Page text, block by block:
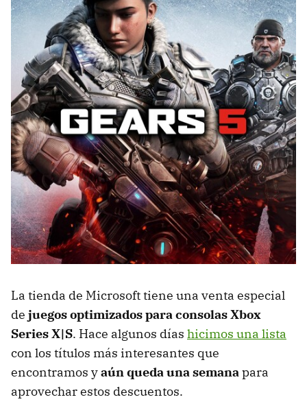
La tienda de Microsoft tiene una venta especial
de juegos optimizados para consolas Xbox
Series X|S. Hace algunos días hicimos una lista
con los títulos más interesantes que
encontramos yaún queda una semanapara
aprovechar estos descuentos.